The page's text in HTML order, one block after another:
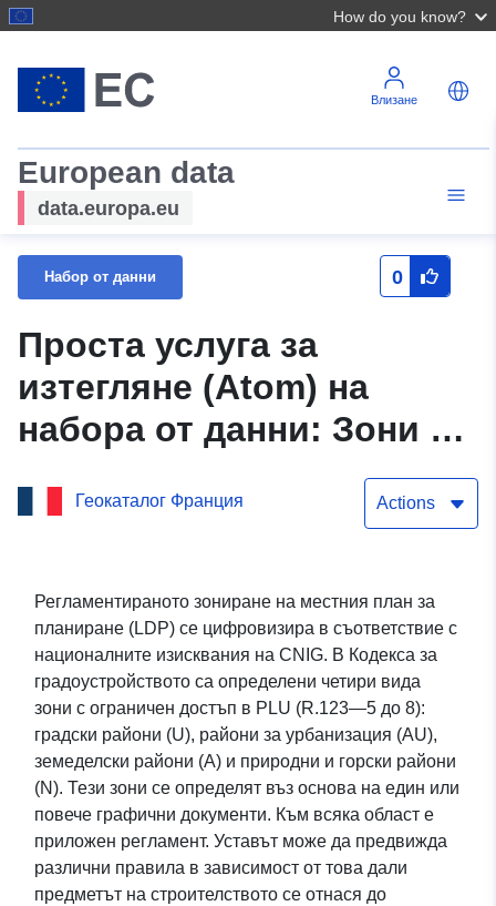
How do you know?
Влизане
European data
data.europa.eu
Набор от данни 0
Проста услуга за
изтегляне (Atom) на
набора от данни: Зони с
ограничен достъп от
местния план за
Плантаурел
Геокаталог Франция Actions
Регламентираното зониране на местния план за
планиране (LDP) се цифровизира в съответствие с
националните изисквания на CNIG. В Кодекса за
градоустройството са определени четири вида
зони с ограничен достъп в PLU (R.123—5 до 8):
градски райони (U), райони за урбанизация (AU),
земеделски райони (A) и природни и горски райони
(N). Тези зони се определят въз основа на един или
повече графични документи. Към всяка област е
приложен регламент. Уставът може да предвижда
различни правила в зависимост от това дали
предметът на строителството се отнася до